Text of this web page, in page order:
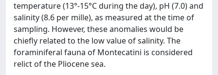
temperature (13°-15°C during the day), pH (7.0) and
salinity (8.6 per mille), as measured at the time of
sampling. However, these anomalies would be
chiefly related to the low value of salinity. The
foraminiferal fauna of Montecatini is considered
relict of the Pliocene sea.